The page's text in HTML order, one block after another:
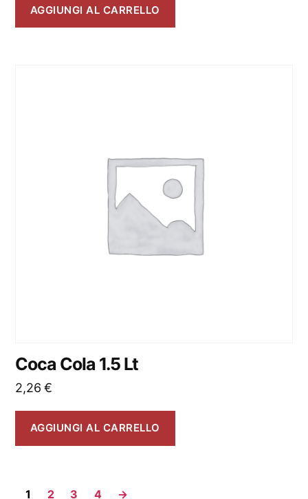
AGGIUNGI AL CARRELLO
Coca Cola 1.5 Lt
2,26€
AGGIUNGI AL CARRELLO
1 2 3 4 →